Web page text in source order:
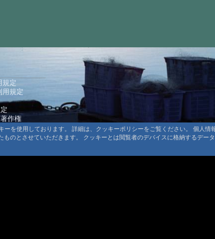
#1593:つば
#1592: 七味
三
#1589: 三
三
#1586:霧島
#1585:三斗
#1583:霧島
規定
用規定
作権
を使用しております。 詳細は、クッキーポリシーをご覧ください。 個人
のとさせていただきます。 クッキーとは閲覧者のデバイスに格納するデータ